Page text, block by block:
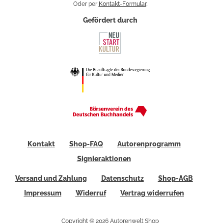
Oder per Kontakt-Formular.
Gefördert durch
Kontakt Shop-FAQ
Autorenprogramm
Signieraktionen
Versand und Zahlung Datenschutz
Shop-AGB
Impressum
Widerruf Vertrag widerrufen
Copyright © 2026 Autorenwelt Shop